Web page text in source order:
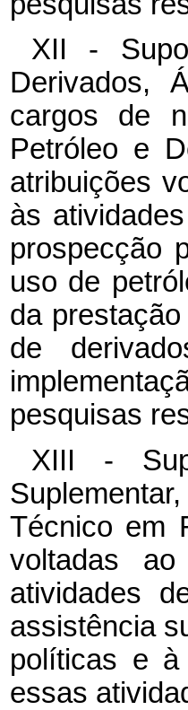
XII -
Derivados,
cargos de
Petróleo e
atribuições
às
prospecção
uso de
da
de
pesquisas
XIII -
Técnico em
voltadas
atividades
assistência
políticas e
essas